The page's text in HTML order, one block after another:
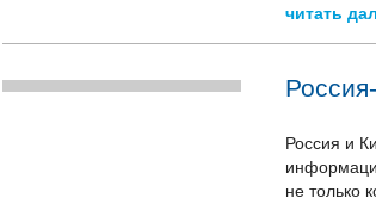
читать
Россия и
не только